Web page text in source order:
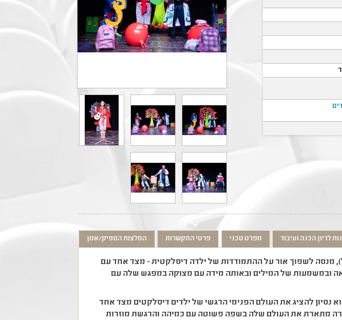
לדיון הכנה ועיבוד מפרט טכני פרטי התקשרות המלצות המפיק/אמן
מנסה לשפוך אור על ההתמודדות של ילדה דיסלקטית - מצד אחד עם
ובמשמעות של המילים ובאותה מידה עם מצוקה במפגש שלה עם
נסיון להציג את העולם הפנימי הרגשי של ילדים דיסלקטים מצד אחד
מתארת את העולם שלה בשפה פשוטה עם כמיהה והרגשת מוזרות